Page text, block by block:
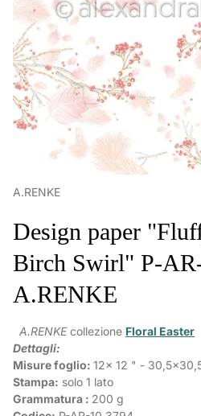
A.RENKE
Design paper
Birch Swirl" P-
A.RENKE
A.RENKE collezione Floral Easter
Dettagli:
Misure foglio: 12x 12 " -
Stampa: solo 1 lato
Grammatura : 200 g